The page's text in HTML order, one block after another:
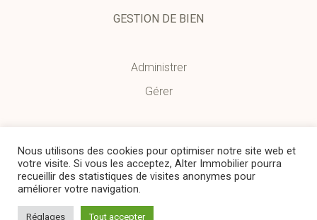
Nous utilisons des cookies pour optimiser notre site web et
votre visite. Si vous les acceptez, Alter Immobilier pourra
recueillir des statistiques de visites anonymes pour
améliorer votre navigation.
Réglages Tout accepter
GESTION DE BIEN
Administrer
Gérer
RESTONS EN CONTACT